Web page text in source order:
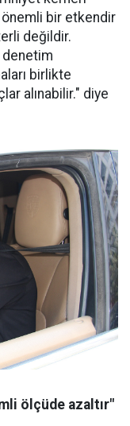
önemli bir etkendir
değildir.
birlikte
alınabilir." diye
ölçüde azaltır"